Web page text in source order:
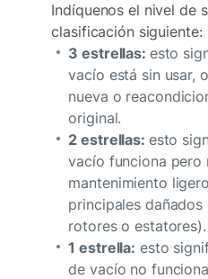
Indíquenos el nivel de
clasificación siguiente:
3 estrellas: esto
vacío está sin usar,
nueva o
original.
2 estrellas: esto
vacío funciona pero
mantenimiento
principales
rotores o estatores).
1 estrella: esto
de vacío no